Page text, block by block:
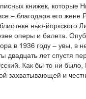
книжек, которые
– благодаря его
нью-йоркского
оперы и балета.
в 1936 году – увы, в
двадцать лет спустя
Как бы то ни
захватывающей и